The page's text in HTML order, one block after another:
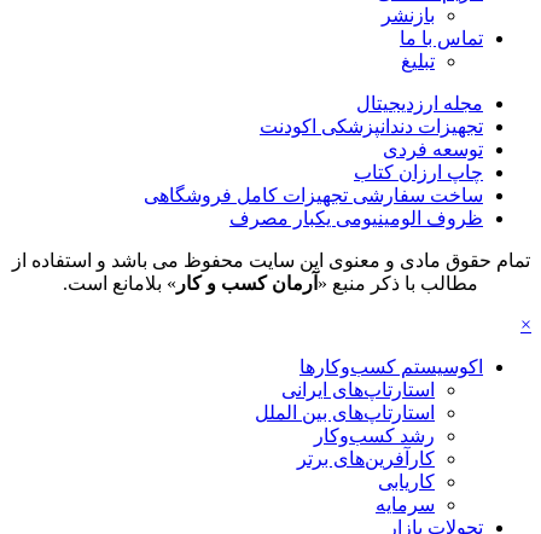
بازنشر
تماس با ما
تبلیغ
مجله ارزدیجیتال
تجهیزات دندانپزشکی اکودنت
توسعه فردی
چاپ ارزان کتاب
ساخت سفارشی تجهیزات کامل فروشگاهی
ظروف الومینیومی یکبار مصرف
تمام حقوق مادی و معنوی این سایت محفوظ می باشد و استفاده از
مطالب با ذکر منبع « آرمان کسب و کار » بلامانع است.
×
اکوسیستم کسب‌وکارها
استارتاپ‌های ایرانی
استارتاپ‌های بین الملل
رشد کسب‌وکار
کارآفرین‌های برتر
کاریابی
سرمایه
تحولات بازار